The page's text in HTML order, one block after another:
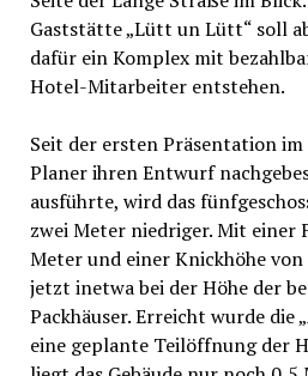
Gaststätte „Lütt un Lütt“ soll
dafür ein Komplex mit
Hotel-Mitarbeiter entstehen.
Seit der ersten Präsentation
Planer ihren Entwurf
ausführte, wird das
zwei Meter niedriger. Mit einer
Meter und einer Knickhöhe
jetzt inetwa bei der Höhe der
Packhäuser. Erreicht wurde die
eine geplante Teilöffnung der